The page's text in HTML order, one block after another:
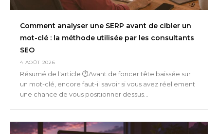
Comment analyser une SERP avant de cibler un
mot-clé : la méthode utilisée par les consultants
SEO
4 AOÛT 2026
Résumé de l'article ⏱️Avant de foncer tête baissée sur
un mot-clé, encore faut-il savoir si vous avez réellement
une chance de vous positionner dessus...